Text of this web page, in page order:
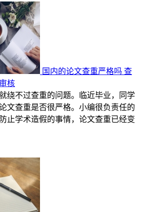
国内的论文查重严格吗 查
核
绕不过查重的问题。临近毕业，同学
文查重是否很严格。小编很负责任的
止学术造假的事情，论文查重已经变